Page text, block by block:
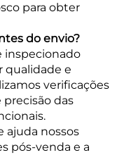
para obter
do envio?
inspecionado
qualidade e
verificações
das
ajuda nossos
pós-venda e a